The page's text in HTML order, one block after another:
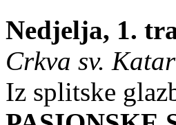
Nedjelja, 1.
Crkva sv.
Iz splitske